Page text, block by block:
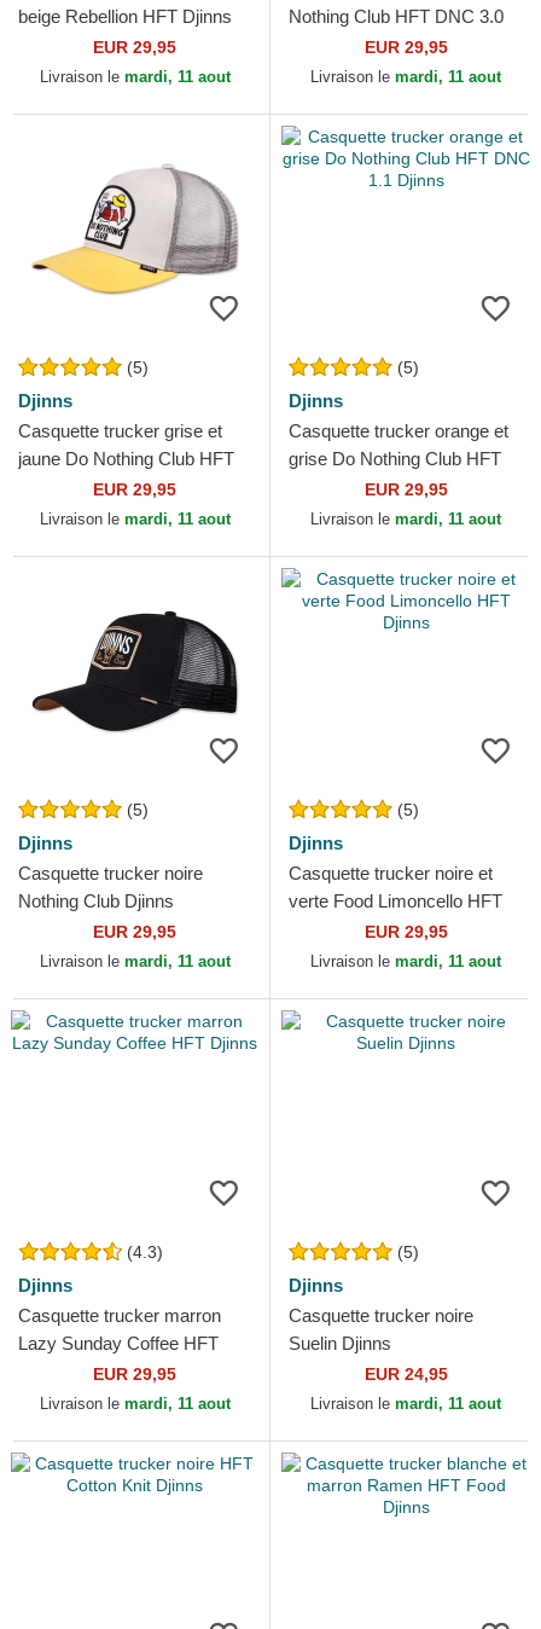
beige Rebellion HFT Djinns
EUR 29,95
Livraison le mardi, 11 aout
Nothing Club HFT DNC 3.0
Hairy Suede Djinns
EUR 29,95
Livraison le mardi, 11 aout
(5)
Djinns
Casquette trucker grise et
jaune Do Nothing Club HFT
DNC New 1.6 Djinns
EUR 29,95
Livraison le mardi, 11 aout
(5)
Djinns
Casquette trucker orange et
grise Do Nothing Club HFT
DNC 1.1 Djinns
EUR 29,95
Livraison le mardi, 11 aout
(5)
Djinns
Casquette trucker noire
Nothing Club Djinns
EUR 29,95
Livraison le mardi, 11 aout
(5)
Djinns
Casquette trucker noire et
verte Food Limoncello HFT
EUR 29,95
Livraison le mardi, 11 aout
(4.3)
Djinns
Casquette trucker marron
Lazy Sunday Coffee HFT
EUR 29,95
Livraison le mardi, 11 aout
(5)
Djinns
Casquette trucker noire
Suelin Djinns
EUR 24,95
Livraison le mardi, 11 aout